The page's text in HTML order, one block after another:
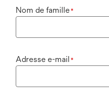
Nom de famille*
Adresse e-mail *